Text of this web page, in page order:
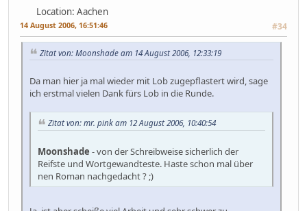
Location: Aachen
14 August 2006, 16:51:46 #34
Zitat von: Moonshade am 14 August 2006, 12:33:19
Da man hier ja mal wieder mit Lob zugepflastert wird, sage
ich erstmal vielen Dank fürs Lob in die Runde.
Zitat von: mr. pink am 12 August 2006, 10:40:54
Moonshade - von der Schreibweise sicherlich der
Reifste und Wortgewandteste. Haste schon mal über
nen Roman nachgedacht ? ;)